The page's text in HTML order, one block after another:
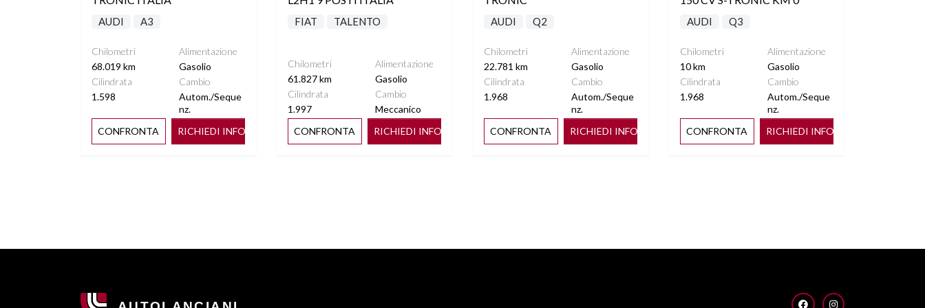
AUDI A3
Chilometri
68.019 km
Alimentazione
Gasolio
Cilindrata
1.598
Cambio
Autom./Seque
nz.
CONFRONTA
RICHIEDI INFO
FIAT TALENTO
Chilometri
61.827 km
Alimentazione
Gasolio
Cilindrata
1.997
Cambio
Meccanico
CONFRONTA
RICHIEDI INFO
AUDI Q2
Chilometri
22.781 km
Alimentazione
Gasolio
Cilindrata
1.968
Cambio
Autom./Seque
nz.
CONFRONTA
RICHIEDI INFO
AUDI Q3
Chilometri
10 km
Alimentazione
Gasolio
Cilindrata
1.968
Cambio
Autom./Seque
nz.
CONFRONTA
RICHIEDI INFO
FACEBOOKINSTAGRAM